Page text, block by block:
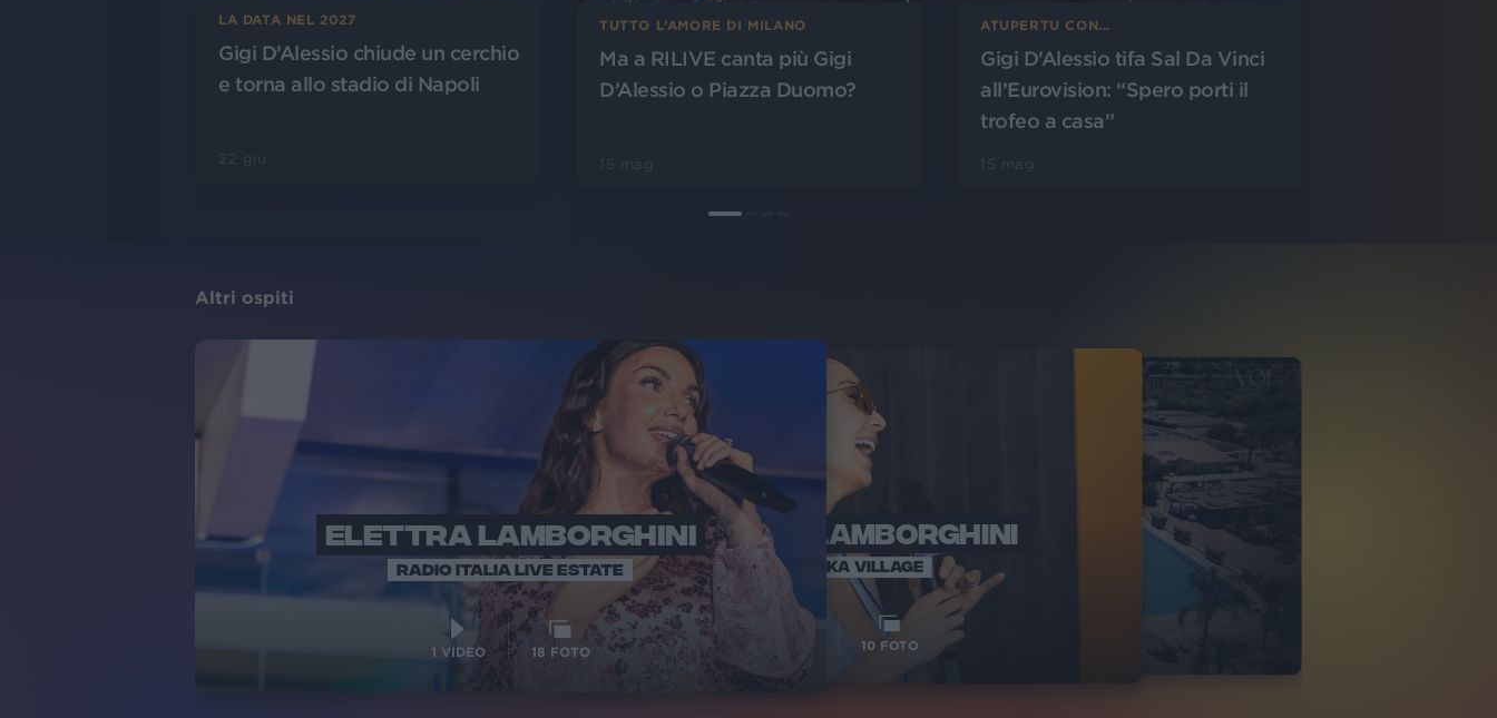
LA DATA NEL 2027
Gigi D’Alessio chiude un cerchio
e torna allo stadio di Napoli
TUTTO L’AMORE DI MILANO
Ma a RILIVE canta più Gigi
D’Alessio o Piazza Duomo?
ATUPERTU CON...
Gigi D’Alessio tifa Sal Da Vinci
all’Eurovision: “Spero porti il
trofeo a casa”
Altri ospiti
ELETTRA LAMBORGHINI
RADIO ITALIA LIVE ESTATE
1 VIDEO 18 FOTO
ELETTRA LAMBORGHINI
VOI TANKA VILLAGE
10 FOTO
RADIO ITALIA
VOI TANKA VILLAGE